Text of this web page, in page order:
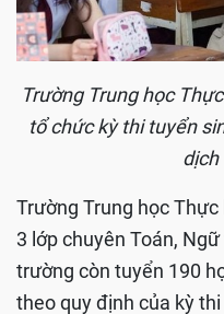
Trường Trung học
tổ chức kỳ thi tuyển
dịch
Trường Trung học
3 lớp chuyên Toán,
trường còn tuyển 190
theo quy định của kỳ